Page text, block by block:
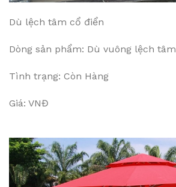
Dù lệch tâm cổ điển
Dòng sản phẩm: Dù vuông lệch tâm
Tình trạng: Còn Hàng
Giá: VNĐ